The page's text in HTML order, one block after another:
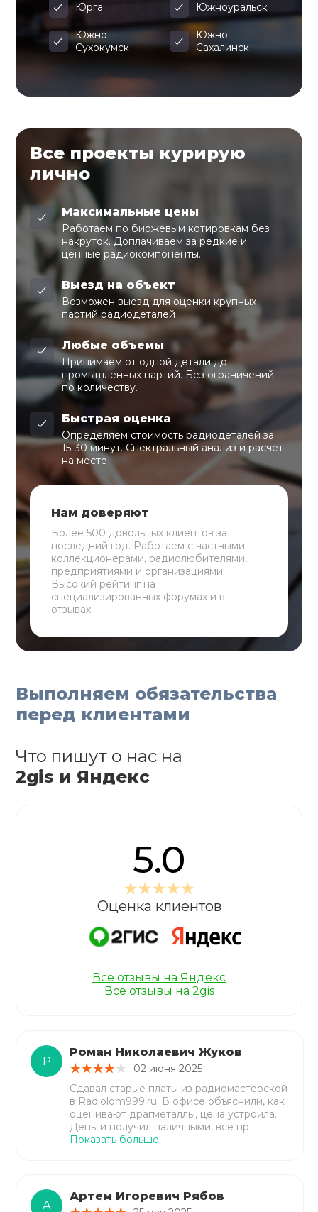
Юрга Южноуральск
Южно-
Сухокумск
Южно-
Сахалинск
Все проекты курирую
лично
Максимальные цены
Работаем по биржевым котировкам без
накруток. Доплачиваем за редкие и
ценные радиокомпоненты.
Выезд на объект
Возможен выезд для оценки крупных
партий радиодеталей
Любые объемы
Принимаем от одной детали до
промышленных партий. Без ограничений
по количеству.
Быстрая оценка
Определяем стоимость радиодеталей за
15-30 минут. Спектральный анализ и расчет
на месте
Нам доверяют
Более 500 довольных клиентов за
последний год. Работаем с частными
коллекционерами, радиолюбителями,
предприятиями и организациями.
Высокий рейтинг на
специализированных форумах и в
отзывах.
Выполняем обязательства
перед клиентами
Р
Роман Николаевич Жуков
02 июня 2025
Сдавал старые платы из радиомастерской
в Radiolom999.ru. В офисе объяснили, как
оценивают драгметаллы, цена устроила.
Деньги получил наличными, все пр
Показать больше
А
Артем Игоревич Рябов
Что пишут о нас на
2gis и Яндекс
5.0
Оценка клиентов
Все отзывы на Яндекс
Все отзывы на 2gis